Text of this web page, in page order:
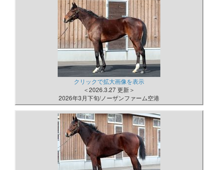
クリックで拡大画像を表示
＜2026.3.27 更新＞
2026年3月下旬/ノーザンファーム空港